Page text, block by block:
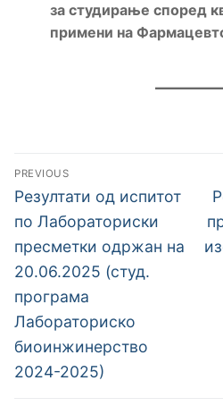
за студирање според
примени на
Навигација
на
напис
PREVIOUS
Previous
post:
Резултати од испитот
по Лабораториски
пресметки одржан на
20.06.2025 (студ.
програма
Лабораториско
биоинжинерство
2024-2025)